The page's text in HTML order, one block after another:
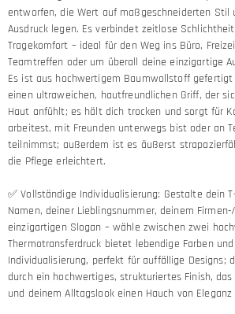
entworfen, die Wert auf maßgeschneiderten Stil
Ausdruck legen. Es verbindet zeitlose
Tragekomfort – ideal für den Weg ins Büro,
Teamtreffen oder um überall deine einzigartige
Es ist aus hochwertigem Baumwollstoff
einen ultraweichen, hautfreundlichen Griff, der
Haut anfühlt; es hält dich trocken und sorgt für
arbeitest, mit Freunden unterwegs bist oder an
teilnimmst; außerdem ist es äußerst
die Pflege erleichtert.
✅ Vollständige Individualisierung: Gestalte dein
Namen, deiner Lieblingsnummer, deinem
einzigartigen Slogan – wähle zwischen zwei
Thermotransferdruck bietet lebendige Farben
Individualisierung, perfekt für auffällige Designs;
durch ein hochwertiges, strukturiertes Finish,
und deinem Alltagslook einen Hauch von